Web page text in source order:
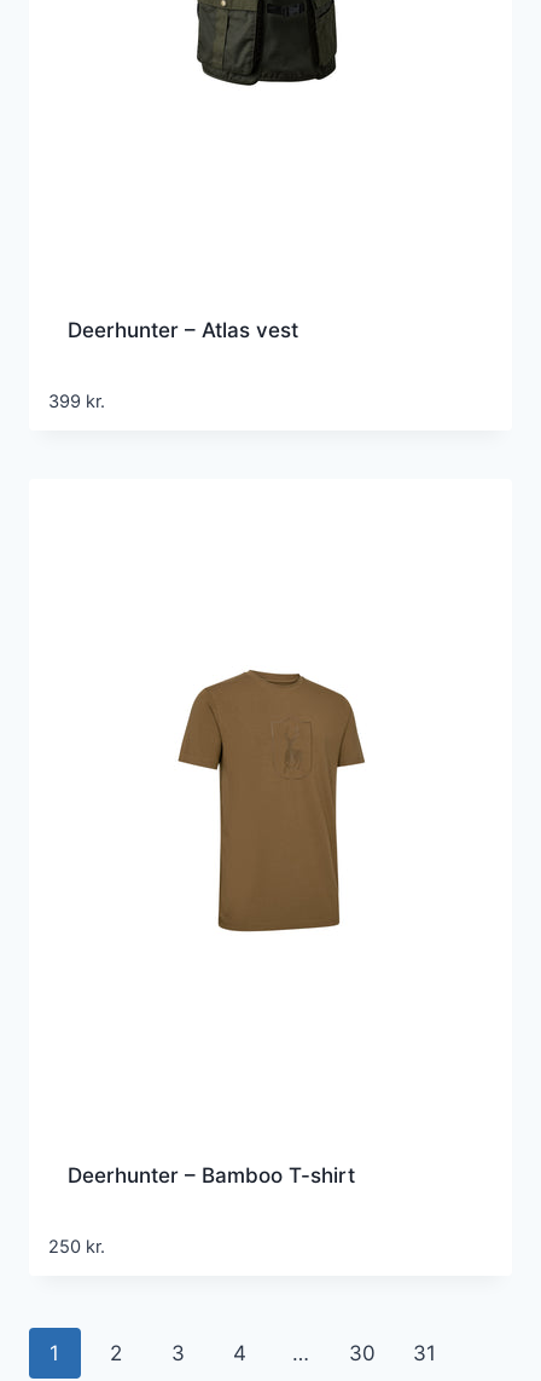
Deerhunter – Atlas vest
399 kr.
Deerhunter – Bamboo T-shirt
250 kr.
1 2 3 4 … 30 31